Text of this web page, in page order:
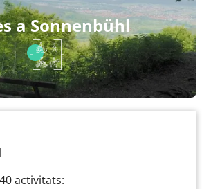
a Sonnenbühl
activitats: